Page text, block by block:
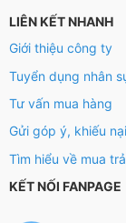
LIÊN KẾT NHANH
Giới thiệu công ty
Tuyển dụng nhân
Tư vấn mua hàng
Gửi góp ý, khiếu nại
Tìm hiểu về mua
KẾT NỐI FANPAGE